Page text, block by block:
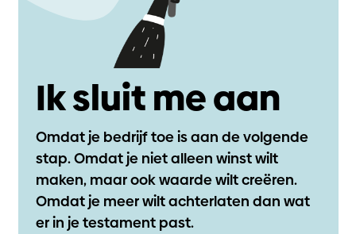
Ik sluit me aan
Omdat je bedrijf toe is aan de volgende
stap. Omdat je niet alleen winst wilt
maken, maar ook waarde wilt creëren.
Omdat je meer wilt achterlaten dan wat
er in je testament past.